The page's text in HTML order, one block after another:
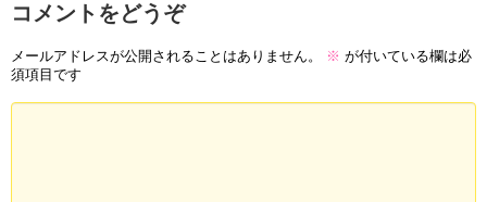
コメントをどうぞ
メールアドレスが公開されることはありません。 ※ が付いている欄は必
須項目です